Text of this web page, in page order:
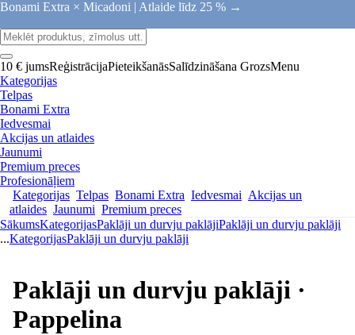
Bonami Extra × Micadoni | Atlaide līdz 25 % →
10 € jumsReģistrācijaPieteikšanāsSalīdzināšana GrozsMenu
Kategorijas
Telpas
Bonami Extra
Iedvesmai
Akcijas un atlaides
Jaunumi
Premium preces
Profesionāļiem
Kategorijas Telpas Bonami Extra Iedvesmai Akcijas un
atlaides Jaunumi Premium preces
SākumsKategorijasPaklāji un durvju paklājiPaklāji un durvju paklāji
...KategorijasPaklāji un durvju paklāji
Paklāji un durvju paklāji ·
Pappelina